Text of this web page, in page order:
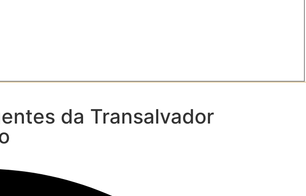
da Transalvador